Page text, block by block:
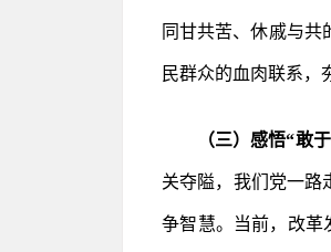
同甘共苦、休戚与共
民群众的血肉联系，
（三）感悟“敢
关夺隘，我们党一路
争智慧。当前，改革